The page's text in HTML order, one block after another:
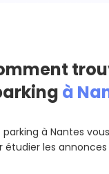
à
à Nantes
les